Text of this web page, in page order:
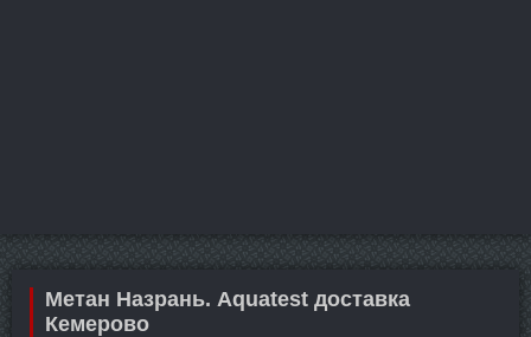
Метан Назрань. Aquatest доставка
Кемерово